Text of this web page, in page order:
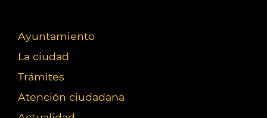
Ayuntamiento
La ciudad
Trámites
Atención ciudadana